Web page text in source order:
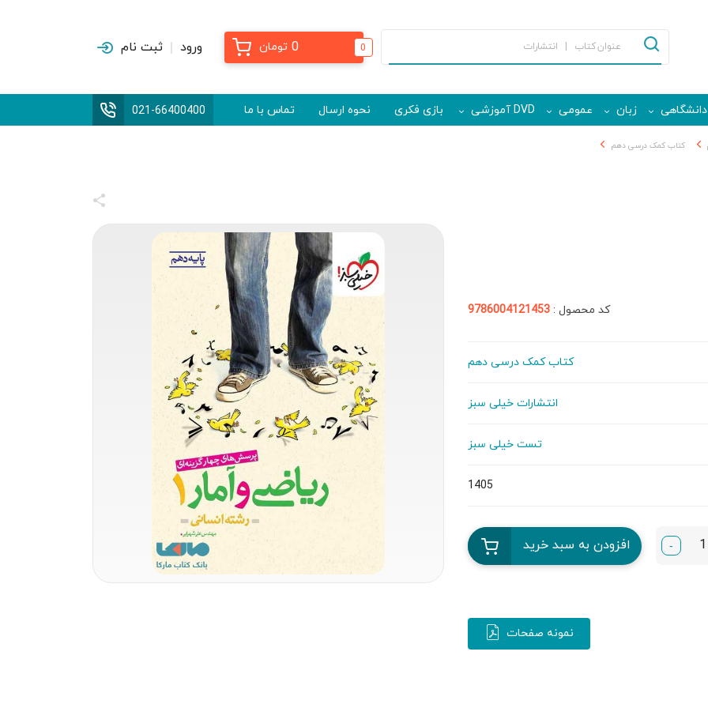
0
0 تومان ورود ثبت نام
دانشگاهی زبان عمومی DVD آموزشی بازی فکری نحوه ارسال تماس با ما 021-66400400
کتاب کمک درسی دهم
کد محصول : 9786004121453
کتاب کمک درسی دهم
انتشارات خیلی سبز
تست خیلی سبز
1405
- افزودن به سبد خرید
نمونه صفحات